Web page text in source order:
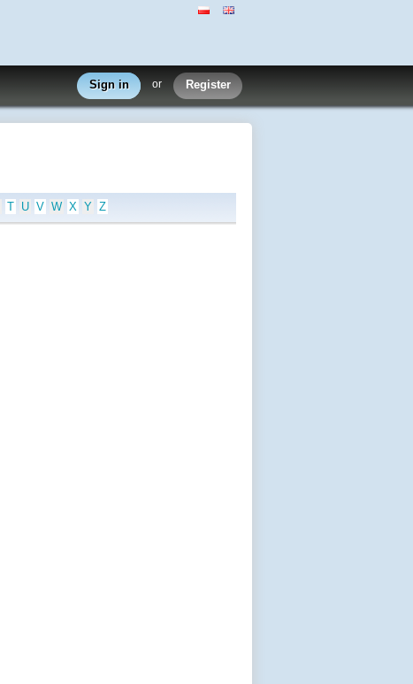
Sign in or Register
T U V W X Y Z